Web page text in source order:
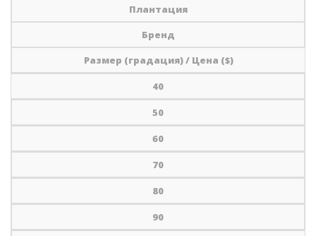
Плантация
Бренд
Размер (градация) / Цена ($)
40
50
60
70
80
90